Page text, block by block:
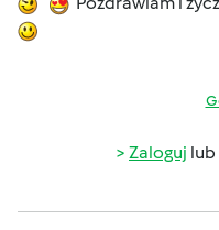
Zaloguj lub